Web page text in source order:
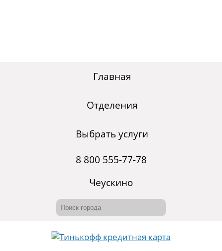
Главная
Отделения
Выбрать услуги
8 800 555-77-78
Чеускино